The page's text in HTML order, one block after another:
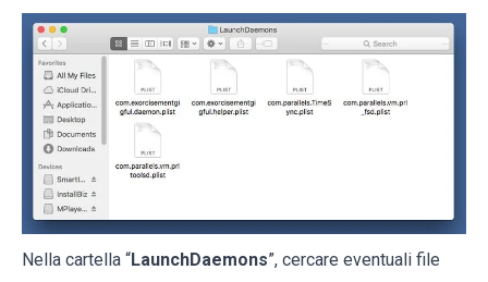
Nella cartella “LaunchDaemons”, cercare eventuali file